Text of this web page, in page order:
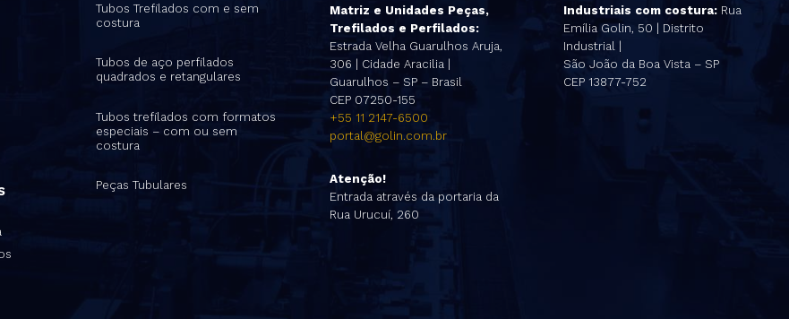
Tubos Trefilados com e sem
costura
Tubos de aço perfilados
quadrados e retangulares
Tubos trefilados com formatos
especiais – com ou sem
costura
Peças Tubulares
Matriz e Unidades Peças,
Trefilados e Perfilados:
Estrada Velha Guarulhos Aruja,
306 | Cidade Aracilia |
Guarulhos – SP – Brasil
CEP 07250-155
+55 11 2147-6500
portal@golin.com.br
Atenção!
Entrada através da portaria da
Rua Urucuí, 260
Industriais com costura: Rua
Emília Golin, 50 | Distrito
Industrial |
São João da Boa Vista – SP
CEP 13877-752